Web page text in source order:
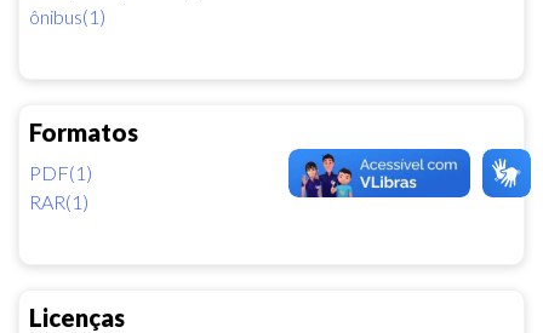
ônibus(1)
Formatos
PDF(1)
RAR(1)
Licenças